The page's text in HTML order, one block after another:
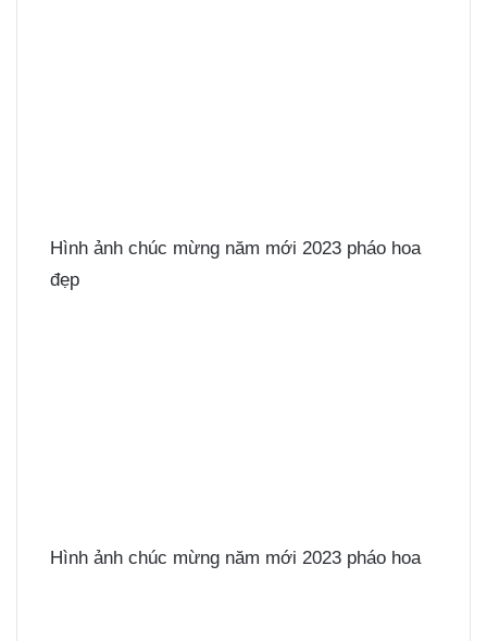
Hình ảnh chúc mừng năm mới 2023 pháo hoa
đẹp
Hình ảnh chúc mừng năm mới 2023 pháo hoa